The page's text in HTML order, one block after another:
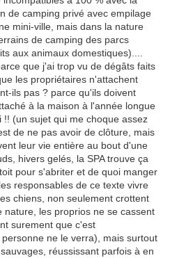
de camping privé avec empilage
mini-ville, mais dans la nature
de camping des parcs
aux animaux domestiques)....
que j'ai trop vu de dégâts faits
les propriétaires n'attachent
ils pas ? parce qu'ils doivent
à la maison à l'année longue
(un sujet qui me choque assez
de ne pas avoir de clôture, mais
leur vie entière au bout d'une
hivers gelés, la SPA trouve ça
pour s'abriter et de quoi manger
responsables de ce texte vivre
chiens, non seulement crottent
nature, les proprios ne se cassent
surement que c'est
ne le verra), mais surtout
réussissant parfois à en